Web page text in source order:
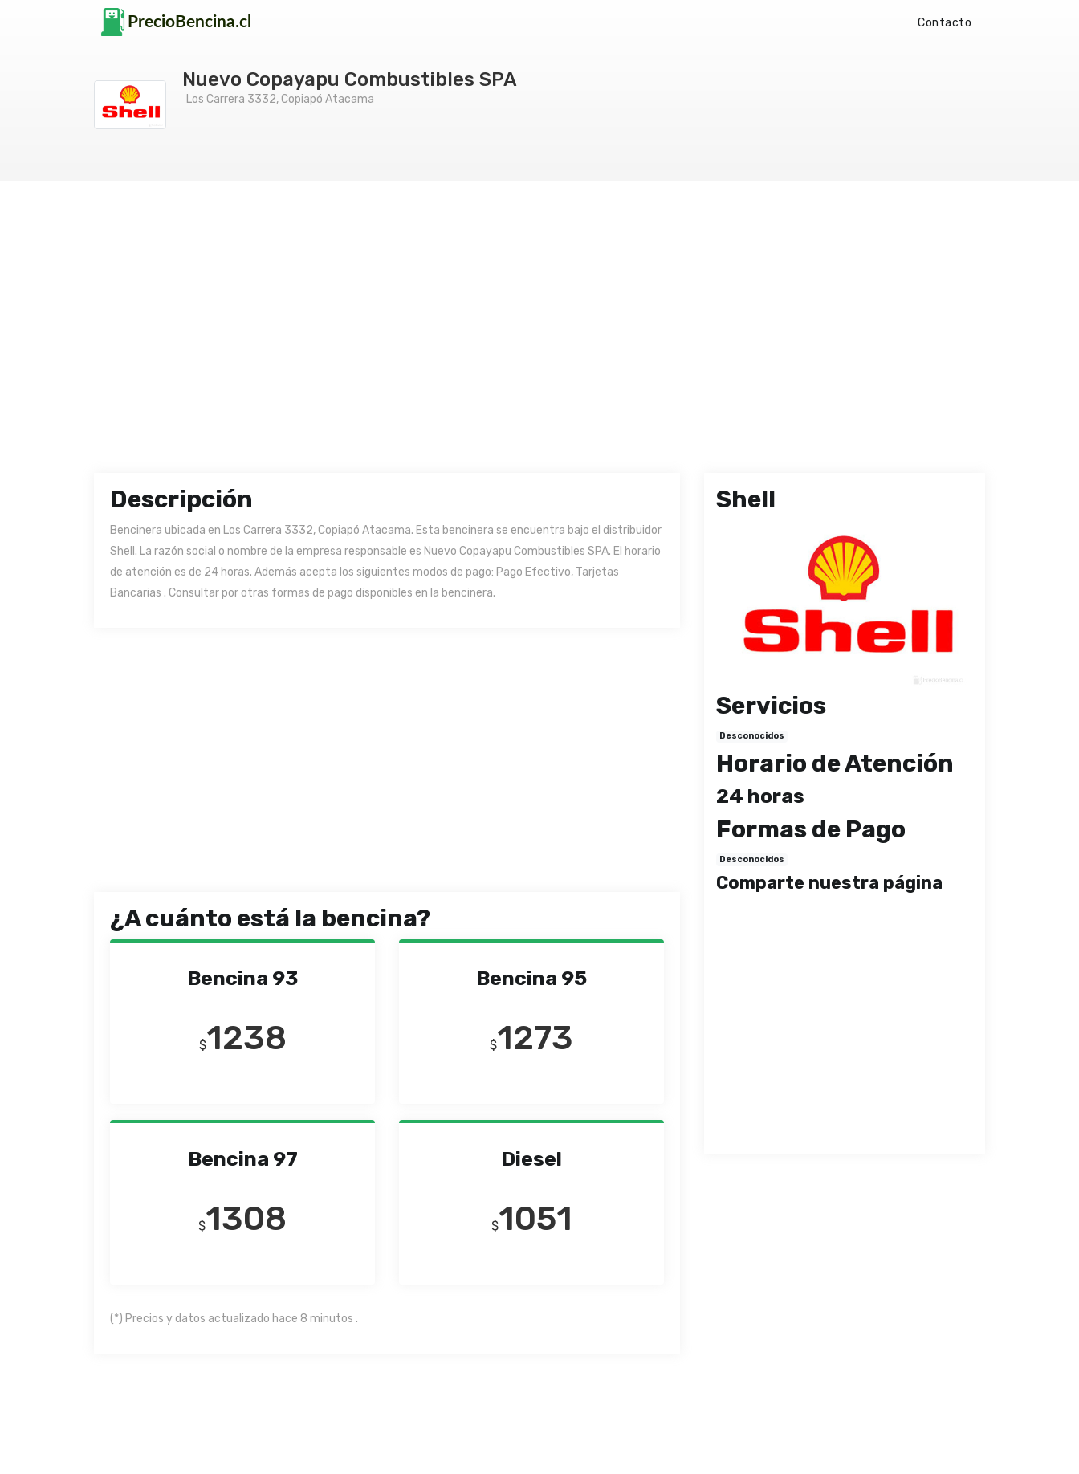
Contacto
Nuevo Copayapu Combustibles SPA
Los Carrera 3332, Copiapó Atacama
Descripción
Bencinera ubicada en Los Carrera 3332, Copiapó Atacama. Esta bencinera se encuentra bajo el distribuidor
Shell. La razón social o nombre de la empresa responsable es Nuevo Copayapu Combustibles SPA. El horario
de atención es de 24 horas. Además acepta los siguientes modos de pago: Pago Efectivo, Tarjetas
Bancarias . Consultar por otras formas de pago disponibles en la bencinera.
¿A cuánto está la bencina?
Bencina 93
$1238
Bencina 95
$1273
Bencina 97
$1308
Diesel
$1051
(*) Precios y datos actualizado hace 8 minutos .
Shell
Servicios
Desconocidos
Horario de Atención
24 horas
Formas de Pago
Desconocidos
Comparte nuestra página